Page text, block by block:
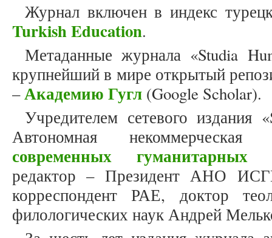
Журнал включен в индекс
Turkish Education.
Метаданные журнала «Studia
крупнейший в мире открытый
–Академию Гугл (Google Scholar).
Учредителем сетевого издания
Автономная
современных гуманитарных
редактор – Президент АНО
корреспондент РАЕ, доктор
филологических наук Андрей